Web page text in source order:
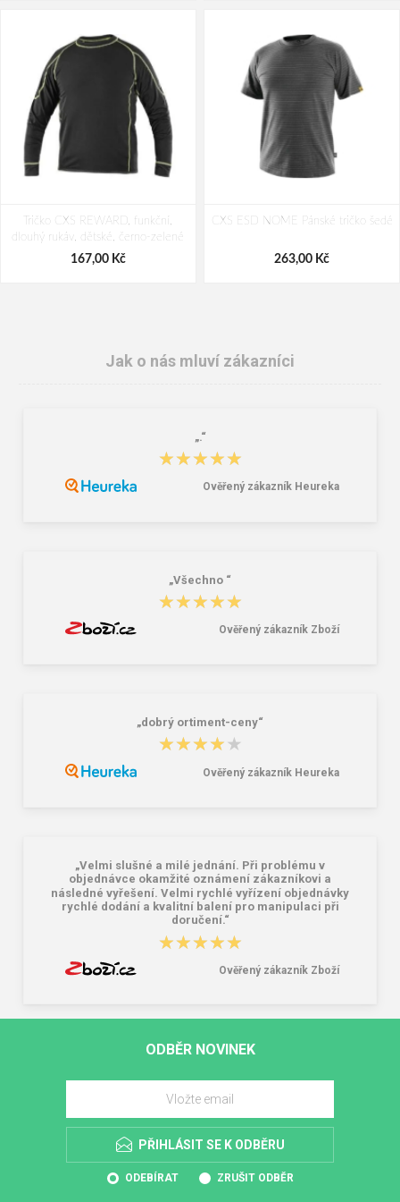
Tričko CXS REWARD, funkční,
dlouhý rukáv, dětské, černo-zelené
167,00 Kč
CXS ESD NOME Pánské tričko šedé
263,00 Kč
Jak o nás mluví zákazníci
„.“
★★★★★
★★★★★
Ověřený zákazník Heureka
„Všechno “
★★★★★
★★★★★
Ověřený zákazník Zboží
„dobrý ortiment-ceny“
★★★★★
★★★★★
Ověřený zákazník Heureka
„Velmi slušné a milé jednání. Při problému v
objednávce okamžité oznámení zákazníkovi a
následné vyřešení. Velmi rychlé vyřízení objednávky
rychlé dodání a kvalitní balení pro manipulaci při
doručení.“
★★★★★
★★★★★
Ověřený zákazník Zboží
ODBĚR NOVINEK
PŘIHLÁSIT SE K ODBĚRU
ODEBÍRAT ZRUŠIT ODBĚR